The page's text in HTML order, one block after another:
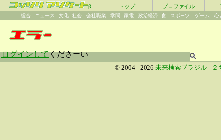
β トップ プロファイル
総合 ニュース 文化 社会 会社職業 学問 家電 政治経済 食 スポーツ ゲーム 心
ログインしてくださーい
© 2004 - 2026 未来検索ブラジル - ２